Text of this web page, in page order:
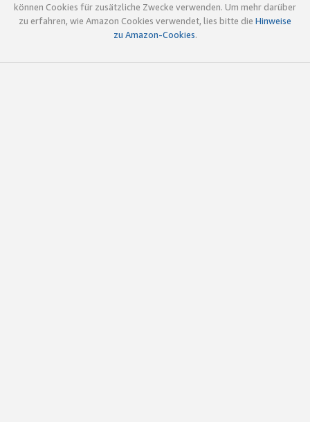
können Cookies für zusätzliche Zwecke verwenden. Um mehr darüber
zu erfahren, wie Amazon Cookies verwendet, lies bitte die Hinweise
zu Amazon-Cookies.